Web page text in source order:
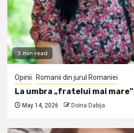
3 min read
Opinii Romanii din jurul Romaniei
La umbra „fratelui mai mare”
May 14, 2026 Doina Dabija